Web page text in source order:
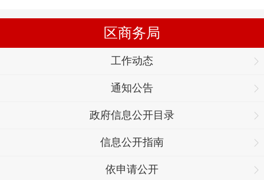
区商务局
工作动态
通知公告
政府信息公开目录
信息公开指南
依申请公开